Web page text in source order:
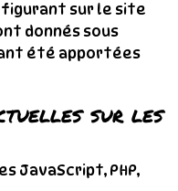
sur le site
donnés sous
été apportées
sur les
JavaScript, PHP,